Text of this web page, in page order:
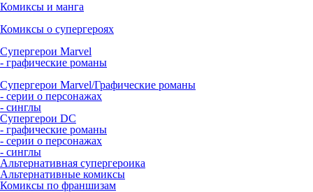
Комиксы и манга
Комиксы о супергероях
Супергерои Marvel
- графические романы
Супергерои Marvel/Графические романы
- серии о персонажах
- синглы
Супергерои DC
- графические романы
- серии о персонажах
- синглы
Альтернативная супергероика
Альтернативные комиксы
Комиксы по франшизам